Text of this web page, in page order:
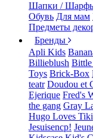
Шапки /
Обувь Для мам
Предметы
Бренды
Apli Kids
Billieblush
Toys Brick-Box
teatr Doudou et
Ejerique Fred's
the gang Gray
Hugo Loves Tiki
Jesuisencp!